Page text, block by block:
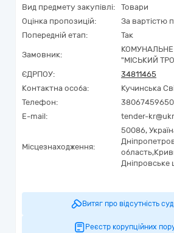
Вид предмету закупівлі:
Товари
Оцінка пропозицій:
За вартістю
Попередній етап:
Так
Замовник:
"МІСЬКИЙ
ЄДРПОУ:
34811465
Контактна особа:
Кучинська
Телефон:
E-mail:
tender-
Місцезнаходження:
50086,
область,
Дніпровське
Витяг про відсутність
Реєстр корупційних